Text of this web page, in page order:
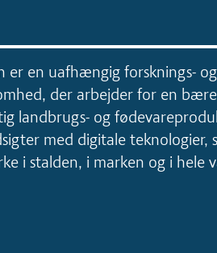
er en uafhængig forsknings- og
der arbejder for en
landbrugs- og
med digitale teknologier,
i stalden, i marken og i hele